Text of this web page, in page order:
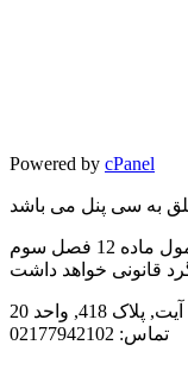
Powered by cPanel
هرگونه کپی برداری بدون مجوز کتبی، مشمول ماده 12 فصل سوم
418, واحد 20
تماس: